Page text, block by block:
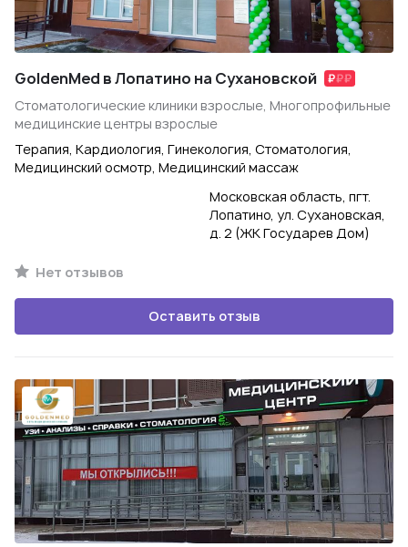
GoldenMed в Лопатино на Сухановской
Стоматологические клиники взрослые, Многопрофильные
медицинские центры взрослые
Терапия, Кардиология, Гинекология, Стоматология,
Медицинский осмотр, Медицинский массаж
Московская область, пгт.
Лопатино, ул. Сухановская,
д. 2 (ЖК Государев Дом)
Нет отзывов
Оставить отзыв